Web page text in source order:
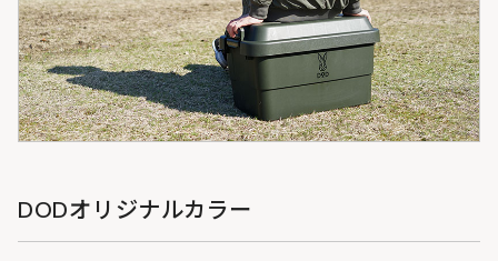
DODオリジナルカラー